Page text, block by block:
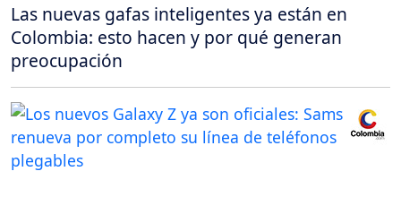
Las nuevas gafas inteligentes ya están en
Colombia: esto hacen y por qué generan
preocupación